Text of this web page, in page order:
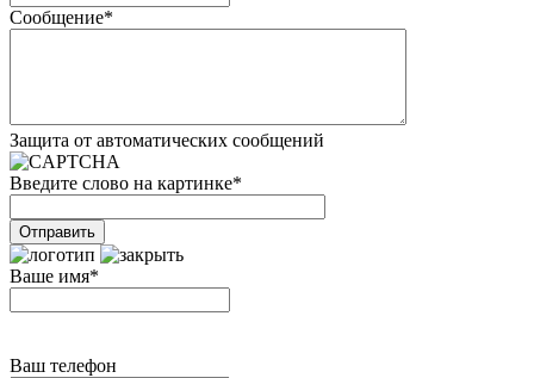
Сообщение*
Защита от автоматических сообщений
Введите слово на картинке*
Ваше имя*
Ваш телефон